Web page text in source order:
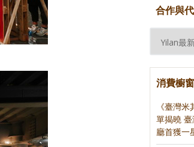
合作與
消費櫥窗
《臺灣
單揭曉
廳首獲一